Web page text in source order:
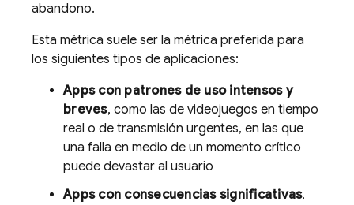
abandono.
Esta métrica suele ser la métrica preferida para
los siguientes tipos de aplicaciones:
Apps con patrones de uso intensos y
breves, como las de videojuegos en tiempo
real o de transmisión urgentes, en las que
una falla en medio de un momento crítico
puede devastar al usuario
Apps con consecuencias significativas,